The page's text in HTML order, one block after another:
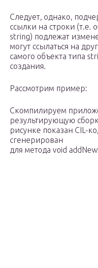
Следует, однако,
ссылки на строки (т.е.
string) подлежат
могут ссылаться на
самого объекта типа
создания.
Рассмотрим пример:
Скомпилируем
результирующую
рисунке показан CIL-
сгенерирован
для метода void